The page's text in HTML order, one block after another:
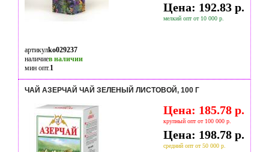
Цена: 192.83 р.
мелкий опт от 10 000 р.
артикулko029237
наличиев наличии
мин опт.1
ЧАЙ АЗЕРЧАЙ ЧАЙ ЗЕЛЕНЫЙ ЛИСТОВОЙ, 100 Г
Цена: 185.78 р.
крупный опт от 100 000 р.
Цена: 198.78 р.
средний опт от 50 000 р.